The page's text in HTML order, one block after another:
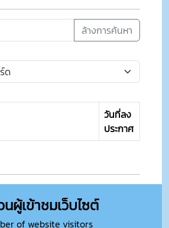
ล้างการค้นหา
วันที่ลง
ประกาศ
ผู้เข้าชมเว็บไซต์
of website visitors